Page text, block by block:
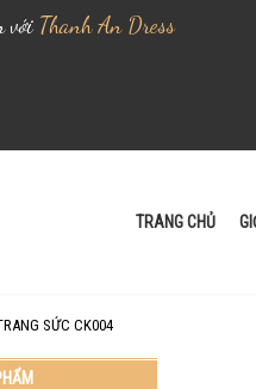
với Thanh An Dress
TRANG CHỦ
SỨC CK004